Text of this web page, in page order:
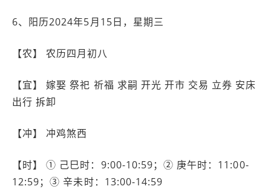
6、阳历2024年5月15日，星期三
【农】 农历四月初八
【宜】 嫁娶 祭祀 祈福 求嗣 开光 开市 交易 立券 安床
出行 拆卸
【冲】 冲鸡煞西
【时】 ① 己巳时：9:00-10:59；② 庚午时：11:00-
12:59；③ 辛未时：13:00-14:59